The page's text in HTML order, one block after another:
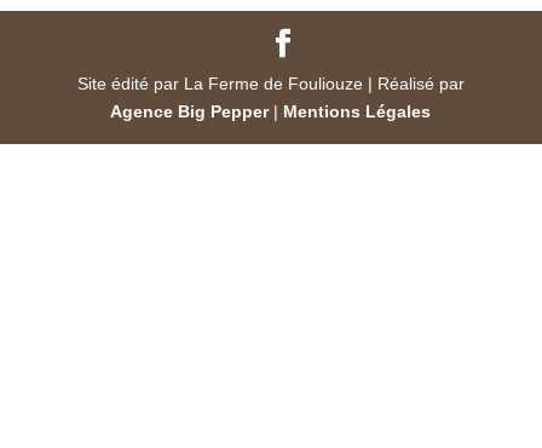
Site édité par La Ferme de Fouliouze | Réalisé par
Agence Big Pepper| Mentions Légales